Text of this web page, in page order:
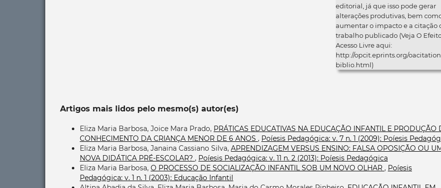
editorial, já que isso pode gerar
alterações produtivas, bem
aumentar o impacto e a citação
trabalho publicado (Veja O
Acesso Livre aqui:
http://opcit.eprints.org/
biblio.html)
Artigos mais lidos pelo mesmo(s) autor(es)
Eliza Maria Barbosa, Joice Mara Prado, PRÁTICAS EDUCATIVAS NA EDUCAÇÃO INFANTIL E PRODUÇÃO
CONHECIMENTO DA CRIANÇA MENOR DE 6 ANOS , Poíesis Pedagógica: v. 7 n. 1 (2009): Poíesis
Eliza Maria Barbosa, Janaina Cassiano Silva, APRENDIZAGEM VERSUS ENSINO: FALSA OPOSIÇÃO OU
NOVA DIDÁTICA PRÉ-ESCOLAR? , Poíesis Pedagógica: v. 11 n. 2 (2013): Poíesis Pedagógica
Eliza Maria Barbosa, O PROCESSO DE SOCIALIZAÇÃO INFANTIL SOB UM NOVO OLHAR , Poíesis
Pedagógica: v. 1 n. 1 (2003): Educação Infantil